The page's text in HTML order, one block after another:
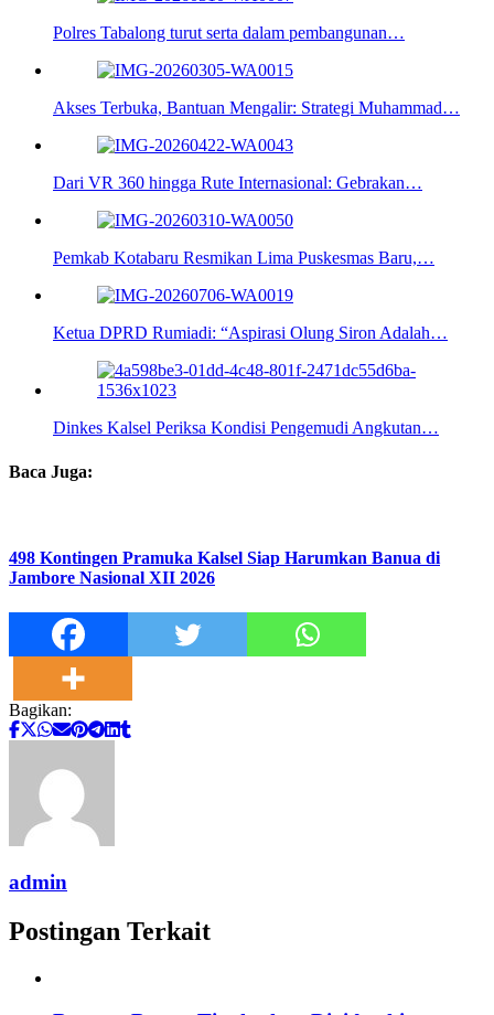
Polres Tabalong turut serta dalam pembangunan…
Akses Terbuka, Bantuan Mengalir: Strategi Muhammad…
Dari VR 360 hingga Rute Internasional: Gebrakan…
Pemkab Kotabaru Resmikan Lima Puskesmas Baru,…
Ketua DPRD Rumiadi: “Aspirasi Olung Siron Adalah…
Dinkes Kalsel Periksa Kondisi Pengemudi Angkutan…
Baca Juga:
498 Kontingen Pramuka Kalsel Siap Harumkan Banua di
Jambore Nasional XII 2026
Bagikan:
admin
Postingan Terkait